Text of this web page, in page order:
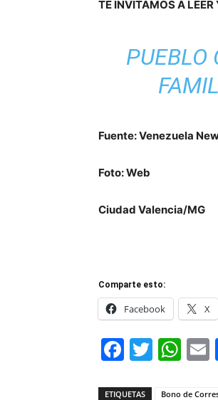
TE INVITAMOS A LEER
PUEBLO
Fuente: Venezuela
Foto: Web
Ciudad Valencia/MG
Comparte esto:
Facebook X
ETIQUETAS Bono de